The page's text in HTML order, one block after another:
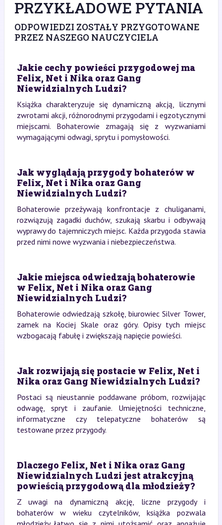
PRZYKŁADOWE PYTANIA
ODPOWIEDZI ZOSTAŁY PRZYGOTOWANE
PRZEZ NASZEGO NAUCZYCIELA
Jakie cechy powieści przygodowej ma
Felix, Net i Nika oraz Gang
Niewidzialnych Ludzi?
Książka charakteryzuje się dynamiczną akcją, licznymi
zwrotami akcji, różnorodnymi przygodami i egzotycznymi
miejscami. Bohaterowie zmagają się z wyzwaniami
wymagającymi odwagi, sprytu i pomysłowości.
Jak wyglądają przygody bohaterów w
Felix, Net i Nika oraz Gang
Niewidzialnych Ludzi?
Bohaterowie przeżywają konfrontacje z chuliganami,
rozwiązują zagadki duchów, szukają skarbu i odbywają
wyprawy do tajemniczych miejsc. Każda przygoda stawia
przed nimi nowe wyzwania i niebezpieczeństwa.
Jakie miejsca odwiedzają bohaterowie
w Felix, Net i Nika oraz Gang
Niewidzialnych Ludzi?
Bohaterowie odwiedzają szkołę, biurowiec Silver Tower,
zamek na Kociej Skale oraz góry. Opisy tych miejsc
wzbogacają fabułę i zwiększają napięcie powieści.
Jak rozwijają się postacie w Felix, Net i
Nika oraz Gang Niewidzialnych Ludzi?
Postaci są nieustannie poddawane próbom, rozwijając
odwagę, spryt i zaufanie. Umiejętności techniczne,
informatyczne czy telepatyczne bohaterów są
testowane przez przygody.
Dlaczego Felix, Net i Nika oraz Gang
Niewidzialnych Ludzi jest atrakcyjną
powieścią przygodową dla młodzieży?
Z uwagi na dynamiczną akcję, liczne przygody i
bohaterów w wieku czytelników, książka pozwala